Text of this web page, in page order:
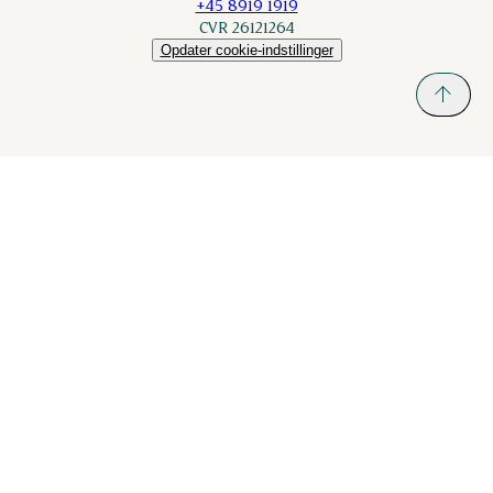
+45 8919 1919
CVR 26121264
Opdater cookie-indstillinger